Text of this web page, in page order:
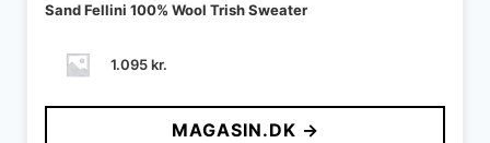
Sand Fellini 100% Wool Trish Sweater
1.095kr.
MAGASIN.DK →